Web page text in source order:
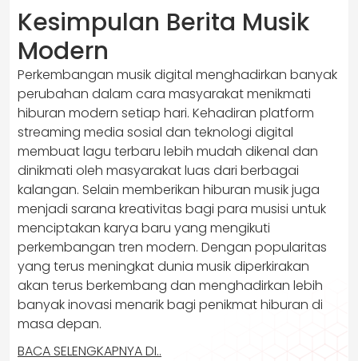
Kesimpulan Berita Musik
Modern
Perkembangan musik digital menghadirkan banyak
perubahan dalam cara masyarakat menikmati
hiburan modern setiap hari. Kehadiran platform
streaming media sosial dan teknologi digital
membuat lagu terbaru lebih mudah dikenal dan
dinikmati oleh masyarakat luas dari berbagai
kalangan. Selain memberikan hiburan musik juga
menjadi sarana kreativitas bagi para musisi untuk
menciptakan karya baru yang mengikuti
perkembangan tren modern. Dengan popularitas
yang terus meningkat dunia musik diperkirakan
akan terus berkembang dan menghadirkan lebih
banyak inovasi menarik bagi penikmat hiburan di
masa depan.
BACA SELENGKAPNYA DI..